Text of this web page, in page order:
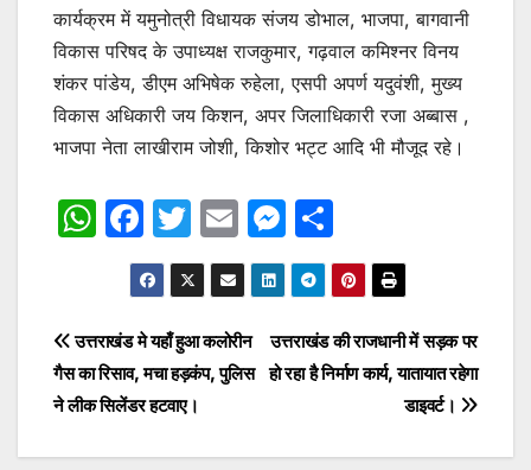
कार्यक्रम में यमुनोत्री विधायक संजय डोभाल, भाजपा, बागवानी
विकास परिषद के उपाध्यक्ष राजकुमार, गढ़वाल कमिश्नर विनय
शंकर पांडेय, डीएम अभिषेक रुहेला, एसपी अपर्ण यदुवंशी, मुख्य
विकास अधिकारी जय किशन, अपर जिलाधिकारी रजा अब्बास ,
भाजपा नेता लाखीराम जोशी, किशोर भट्ट आदि भी मौजूद रहे।
W
s
A
p
p
F
a
c
e
b
o
o
T
w
itt
er
E
m
ai
l
M
e
s
s
e
g
h
ar
e
Post
navigation
उत्तराखंड की राजधानी में सड़क पर
हो रहा है निर्माण कार्य, यातायात रहेगा
डाइवर्ट।
उत्तराखंड मे यहाँ हुआ कलोरीन
गैस का रिसाव, मचा हड़कंप, पुलिस
ने लीक सिलेंडर हटवाए।